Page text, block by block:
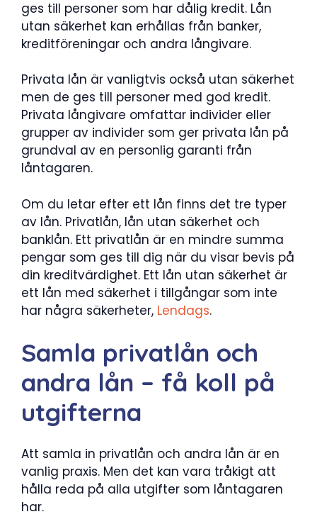
ges till personer som har dålig kredit. Lån
utan säkerhet kan erhållas från banker,
kreditföreningar och andra långivare.
Privata lån är vanligtvis också utan säkerhet
men de ges till personer med god kredit.
Privata långivare omfattar individer eller
grupper av individer som ger privata lån på
grundval av en personlig garanti från
låntagaren.
Om du letar efter ett lån finns det tre typer
av lån. Privatlån, lån utan säkerhet och
banklån. Ett privatlån är en mindre summa
pengar som ges till dig när du visar bevis på
din kreditvärdighet. Ett lån utan säkerhet är
ett lån med säkerhet i tillgångar som inte
har några säkerheter, Lendags.
Samla privatlån och
andra lån – få koll på
utgifterna
Att samla in privatlån och andra lån är en
vanlig praxis. Men det kan vara tråkigt att
hålla reda på alla utgifter som låntagaren
har.